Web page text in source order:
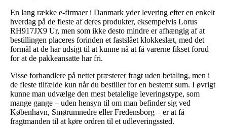
En lang række e-firmaer i Danmark yder levering efter en enkelt
hverdag på de fleste af deres produkter, eksempelvis Lorus
RH917JX9 Ur, men som ikke desto mindre er afhængig af at
bestillingen placeres forinden et fastslået klokkeslæt, med det
formål at de har udsigt til at kunne nå at få varerne fikset forud
for at de pakkeansatte har fri.
Visse forhandlere på nettet præsterer fragt uden betaling, men i
de fleste tilfælde kun når du bestiller for en bestemt sum. I øvrigt
kunne man udvælge den mest betalelige leveringstype, som
mange gange – uden hensyn til om man befinder sig ved
København, Smørumnedre eller Fredensborg – er at få
fragtmanden til at køre ordren til et udleveringssted.